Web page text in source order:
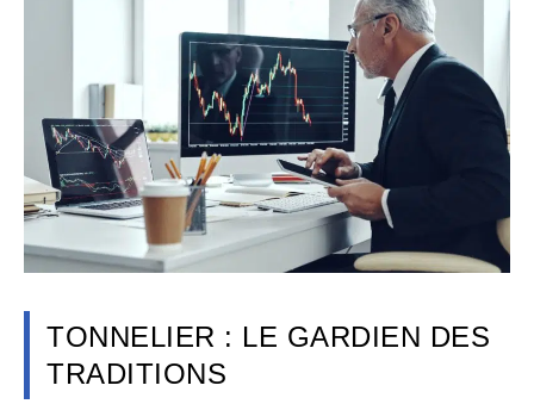
TONNELIER : LE GARDIEN DES
TRADITIONS